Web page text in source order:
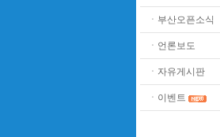
ㆍ부산오픈소식
ㆍ언론보도
ㆍ자유게시판
ㆍ이벤트